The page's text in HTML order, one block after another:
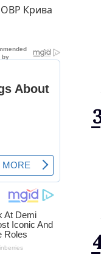
ОВР Крива